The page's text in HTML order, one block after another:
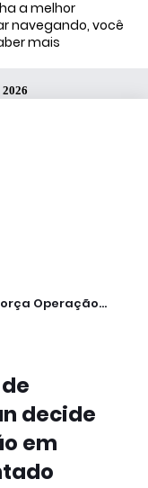
a melhor
navegando, você
mais
2026
Operação
decide
em